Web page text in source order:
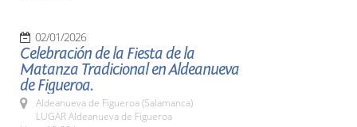
02/01/2026
Celebración de la Fiesta de la
Matanza Tradicional en Aldeanueva
de Figueroa.
Aldeanueva de Figueroa (Salamanca)
LUGAR Aldeanueva de Figueroa